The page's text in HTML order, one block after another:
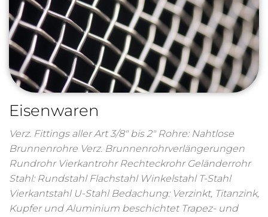
Eisenwaren
Verz. Fittings aller Art 3/8″ bis 2″ Rohre: Nahtlose
Brunnenrohre Verz. Brunnenrohrverlängerungen
Rundrohr Vierkantrohr Rechteckrohr Geländerrohr
Stahl: Rundstahl Flachstahl Winkelstahl T-Stahl
Vierkantstahl U-Stahl Bedachung: Verzinkt, Titanzink,
Kupfer und Aluminium beschichtet Trapez- und